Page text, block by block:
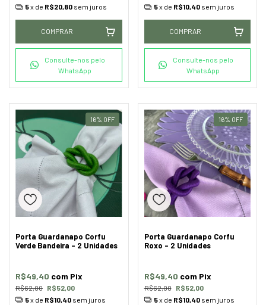
5x de R$20,80 sem juros
COMPRAR
Consulte-nos pelo
WhatsApp
5x de R$10,40 sem juros
COMPRAR
Consulte-nos pelo
WhatsApp
16% OFF
Porta Guardanapo Corfu
Verde Bandeira - 2 Unidades
R$62,00 R$52,00
R$49,40 com Pix
5x de R$10,40 sem juros
16% OFF
Porta Guardanapo Corfu
Roxo - 2 Unidades
R$62,00 R$52,00
R$49,40 com Pix
5x de R$10,40 sem juros